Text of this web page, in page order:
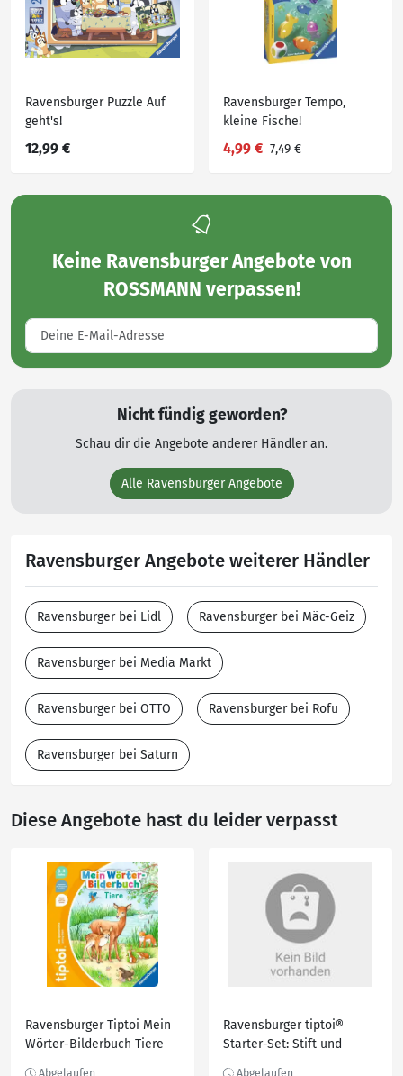
Ravensburger Puzzle Auf
geht's!
12,99 €
Ravensburger Tempo,
kleine Fische!
4,99 € 7,49 €
Keine Ravensburger Angebote von
ROSSMANN verpassen!
Nicht fündig geworden?
Schau dir die Angebote anderer Händler an.
Alle Ravensburger Angebote
Ravensburger Angebote weiterer Händler
Ravensburger bei Lidl Ravensburger bei Mäc-Geiz
Ravensburger bei Media Markt
Ravensburger bei OTTO Ravensburger bei Rofu
Ravensburger bei Saturn
Diese Angebote hast du leider verpasst
Ravensburger Tiptoi Mein
Wörter-Bilderbuch Tiere
Ravensburger tiptoi®
Starter-Set: Stift und